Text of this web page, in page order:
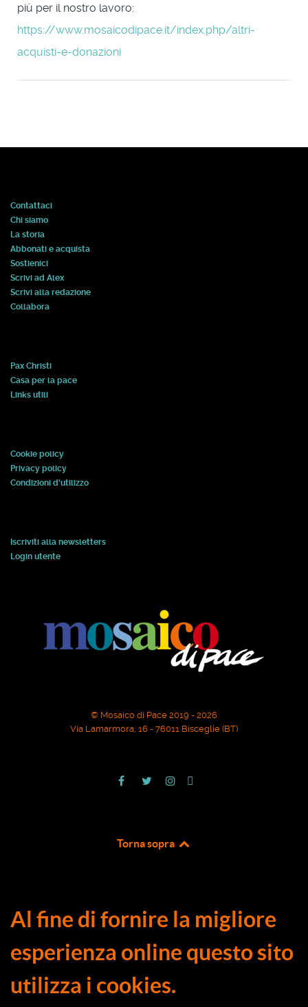
più per il nostro lavoro:
https://www.mosaicodipace.it/index.php/altri-
acquisti-e-donazioni
Contattaci
Chi siamo
La storia
Abbonati e acquista
Sostienici
Scrivi ad Alex
Scrivi alla redazione
Collabora
Pax Christi
Casa per la pace
Links utili
Cookie policy
Privacy policy
Condizioni d'utilizzo
Iscriviti alla newsletters
Login utente
© Mosaico di Pace 2019 - 2026
Via Lamarmora, 16 - 76011 Bisceglie (BT)
Torna sopra
Al fine di fornire la migliore
esperienza online questo sito
utilizza i cookies.